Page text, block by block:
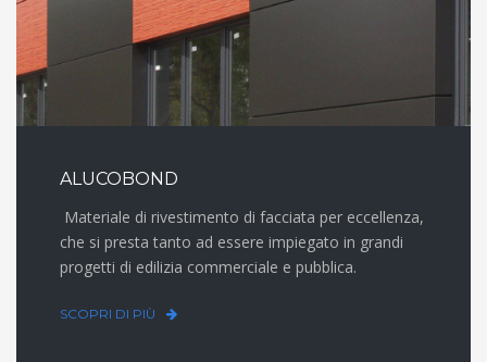
ALUCOBOND
Materiale di rivestimento di facciata per eccellenza,
che si presta tanto ad essere impiegato in grandi
progetti di edilizia commerciale e pubblica.
SCOPRI DI PIÙ